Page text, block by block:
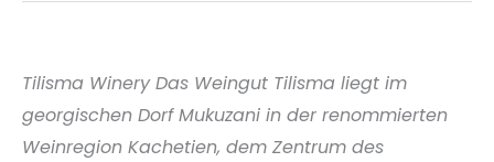
Tilisma Winery Das Weingut Tilisma liegt im
georgischen Dorf Mukuzani in der renommierten
Weinregion Kachetien, dem Zentrum des